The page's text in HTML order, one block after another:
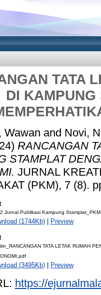
TATA
DI KAMPUNG
Wawan and Novi,
RANCANGAN
STAMPLAT
JURNAL
(PKM), 7 (8).
Jurnal Publikasi Kampung
(1744Kb) | Preview
TATA LETAK RUMAH
(3495Kb) | Preview
https://